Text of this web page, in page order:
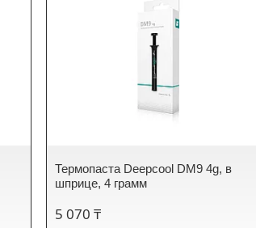
Термопаста Deepcool DM9 4g, в
шприце, 4 грамм
5 070 ₸